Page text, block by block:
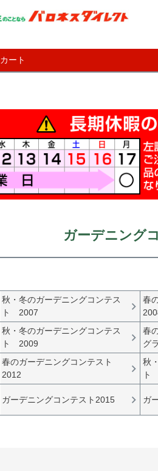
カート
ガーデニング
秋・冬のガーデニングコンテス
ト 2007
春
秋・冬のガーデニングコンテス
ト 2009
春
グ
春のガーデニングコンテスト
2012
秋
ト
ガーデニングコンテスト2015 ガ